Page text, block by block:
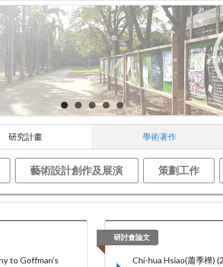
研究計畫 學術著作
藝術設計創作及展演 策劃工作
to Goffman’s
研討會論文
Chi-hua Hsiao(蕭季樺)